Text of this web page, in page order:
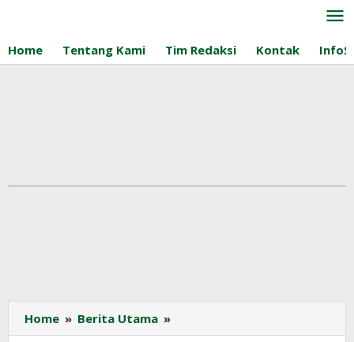
konten
Home Tentang Kami Tim Redaksi Kontak
Home » Berita Utama »
Pertamina,